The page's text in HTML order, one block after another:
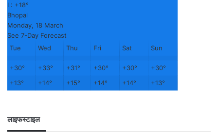
L: +18°
Bhopal
Monday, 18 March
See 7-Day Forecast
Tue
Wed Thu Fri Sat Sun
+30° +33° +31° +30° +30° +30°
+13° +14° +15° +14° +14° +13°
लाइफस्टाइल